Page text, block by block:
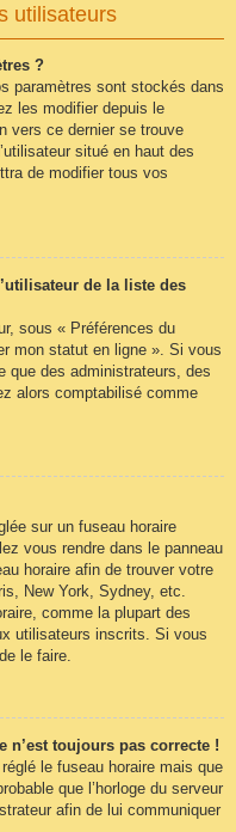
utilisateurs
?
paramètres sont stockés dans
les modifier depuis le
vers ce dernier se trouve
situé en haut des
de modifier tous vos
de la liste des
sous « Préférences du
mon statut en ligne ». Si vous
que des administrateurs, des
alors comptabilisé comme
sur un fuseau horaire
vous rendre dans le panneau
horaire afin de trouver votre
New York, Sydney, etc.
comme la plupart des
utilisateurs inscrits. Si vous
le faire.
n’est toujours pas correcte !
le fuseau horaire mais que
que l’horloge du serveur
afin de lui communiquer